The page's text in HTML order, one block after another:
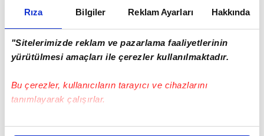
Rıza Bilgiler Reklam Ayarları Hakkında
"Sitelerimizde reklam ve pazarlama faaliyetlerinin
yürütülmesi amaçları ile çerezler kullanılmaktadır.
Bu çerezler, kullanıcıların tarayıcı ve cihazlarını
tanımlayarak çalışırlar.
Bu çerezlere izin vermeniz halinde sizlere özel